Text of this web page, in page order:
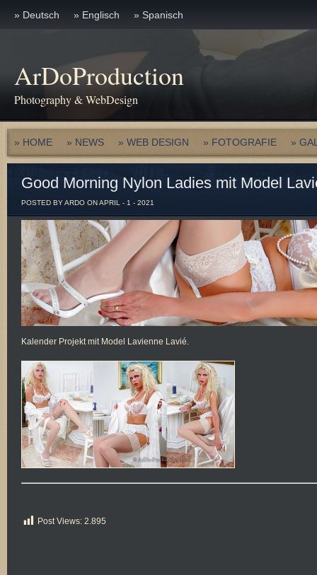
» Deutsch » Englisch » Spanisch
ArDoProduction
Photography & WebDesign
» HOME » NEWS » WEB DESIGN » FOTOGRAFIE »
Good Morning Nylon Ladies mit Model
POSTED BY ARDO ON APRIL - 1 - 2021
Kalender Projekt mit Model Lavienne Lavié.
Post Views: 2.895